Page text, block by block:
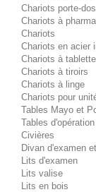
Chariots porte-
Chariots à
Chariots
Chariots en acier
Chariots à
Chariots à tiroirs
Chariots à linge
Chariots pour
Tables Mayo et
Tables d'opération
Civières
Divan d'examen
Lits d'examen
Lits valise
Lits en bois